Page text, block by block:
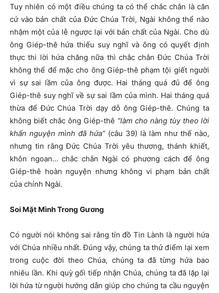
Tuy nhiên có một điều chúng ta có thể chắc chắn là căn
cứ vào bản chất của Đức Chúa Trời, Ngài không thể nào
nhậm một của lễ ngược lại với bản chất của Ngài. Cho dù
ông Giép-thê hứa thiếu suy nghĩ và ông có quyết định
thực thi lời hứa chăng nữa thì chắc chắn Đức Chúa Trời
không thể để mặc cho ông Giép-thê phạm tội giết người
vì sự sai lầm của ông được. Hai tháng quá đủ để ông
Giép-thê suy nghĩ về sự sai lầm của mình. Hai tháng quá
thừa để Đức Chúa Trời dạy dỗ ông Giép-thê. Chúng ta
không biết chắc ông Giép-thê “làm cho nàng tùy theo lời
khấn nguyện mình đã hứa” (câu 39) là làm như thế nào,
nhưng tin rằng Đức Chúa Trời yêu thương, thánh khiết,
khôn ngoan… chắc chắn Ngài có phương cách để ông
Giép-thê hoàn nguyện nhưng không vi phạm bản chất
của chính Ngài.
Soi Mặt Mình Trong Gương
Có người nói không sai rằng tín đồ Tin Lành là người hứa
với Chúa nhiều nhất. Đúng vậy, chúng ta thử điểm lại xem
trong cuộc đời theo Chúa, chúng ta đã từng hứa bao
nhiêu lần. Khi quỳ gối tiếp nhận Chúa, chúng ta đã lặp lại
lời hứa từ người hướng dẫn giúp cho chúng ta cầu nguyện